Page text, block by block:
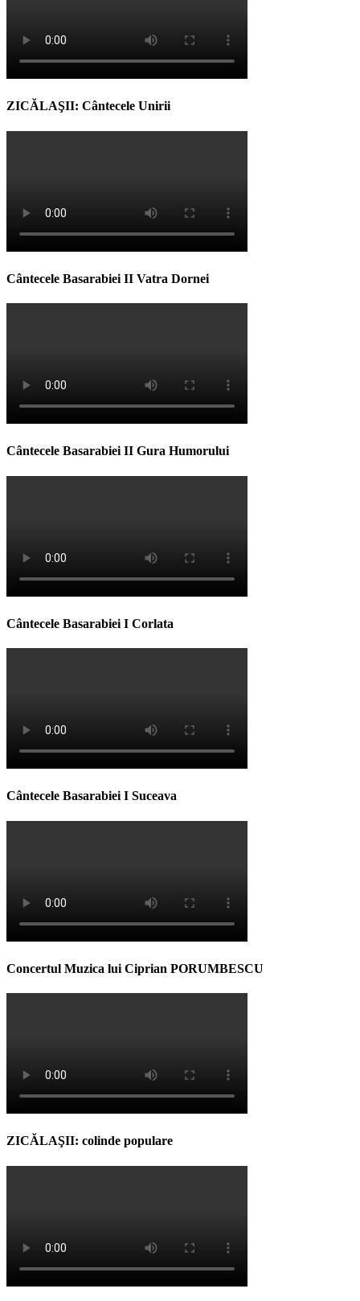
ZICĂLAŞII: Cântecele Unirii
Cântecele Basarabiei II Vatra Dornei
Cântecele Basarabiei II Gura Humorului
Cântecele Basarabiei I Corlata
Cântecele Basarabiei I Suceava
Concertul Muzica lui Ciprian PORUMBESCU
ZICĂLAŞII: colinde populare